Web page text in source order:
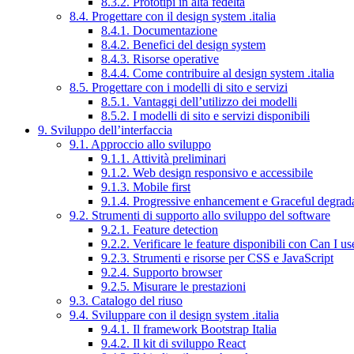
8.4. Progettare con il design system .italia
8.4.1. Documentazione
8.4.2. Benefici del design system
8.4.3. Risorse operative
8.4.4. Come contribuire al design system .italia
8.5. Progettare con i modelli di sito e servizi
8.5.1. Vantaggi dell’utilizzo dei modelli
8.5.2. I modelli di sito e servizi disponibili
9. Sviluppo dell’interfaccia
9.1. Approccio allo sviluppo
9.1.1. Attività preliminari
9.1.2. Web design responsivo e accessibile
9.1.3. Mobile first
9.1.4. Progressive enhancement e Graceful
9.2. Strumenti di supporto allo sviluppo del software
9.2.1. Feature detection
9.2.2. Verificare le feature disponibili con Can I
9.2.3. Strumenti e risorse per CSS e JavaScript
9.2.4. Supporto browser
9.2.5. Misurare le prestazioni
9.3. Catalogo del riuso
9.4. Sviluppare con il design system .italia
9.4.1. Il framework Bootstrap Italia
9.4.2. Il kit di sviluppo React